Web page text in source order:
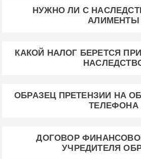
НУЖНО ЛИ С
АЛИМЕНТЫ
КАКОЙ НАЛОГ БЕРЕТСЯ
ОБРАЗЕЦ ПРЕТЕНЗИИ НА
ТЕЛЕФОНА
ДОГОВОР
УЧРЕДИТЕЛЯ